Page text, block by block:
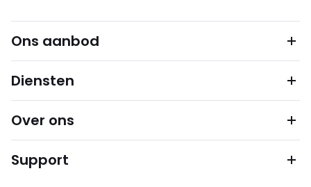
Ons aanbod
Diensten
Over ons
Support